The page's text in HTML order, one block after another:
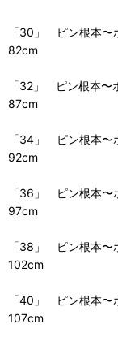
「30」 ピン根本
82cm
「32」 ピン根本
87cm
「34」 ピン根本
92cm
「36」 ピン根本
97cm
「38」 ピン根本
102cm
「40」 ピン根本
107cm